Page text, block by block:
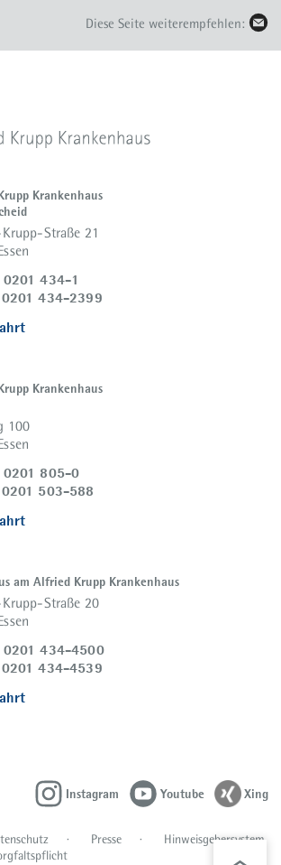
Diese Seite weiterempfehlen:
Krankenhaus
Straße 21
0201 434-1
0201 434-2399
Krankenhaus
100
0201 805-0
0201 503-588
am Alfried Krupp Krankenhaus
Straße 20
0201 434-4500
0201 434-4539
Presse
Hinweisgebersystem
Instagram Youtube Xing